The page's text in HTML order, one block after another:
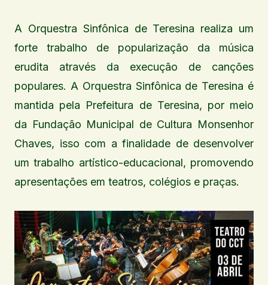
A Orquestra Sinfônica de Teresina realiza um
forte trabalho de popularização da música
erudita através da execução de canções
populares. A Orquestra Sinfônica de Teresina é
mantida pela Prefeitura de Teresina, por meio
da Fundação Municipal de Cultura Monsenhor
Chaves, isso com a finalidade de desenvolver
um trabalho artístico-educacional, promovendo
apresentações em teatros, colégios e praças.